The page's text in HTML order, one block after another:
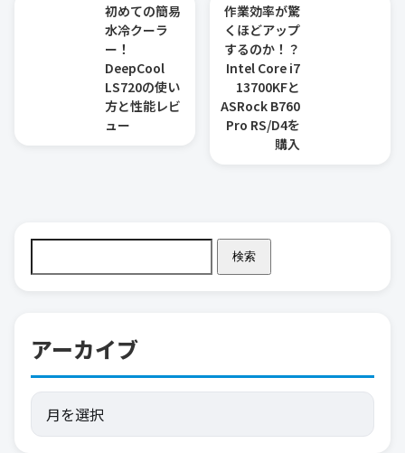
初めての簡易
水冷クーラ
ー！
DeepCool
LS720の使い
方と性能レビ
ュー
作業効率が驚
くほどアップ
するのか！？
Intel Core i7
13700KFと
ASRock B760
Pro RS/D4を
購入
検索
アーカイブ